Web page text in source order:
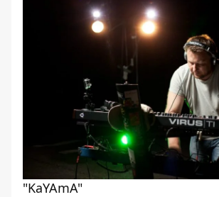
"KaYAmA"